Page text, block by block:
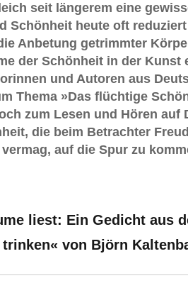
seit längerem eine
Schönheit heute oft
Anbetung getrimmter
der Schönheit in der Kunst
und Autoren aus
Thema »Das flüchtige
zum Lesen und Hören auf
die beim Betrachter
auf die Spur zu
liest: Ein Gedicht aus
trinken« von Björn